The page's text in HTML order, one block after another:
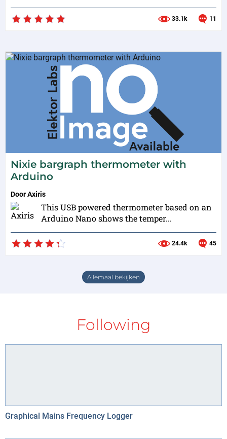
33.1k 11
Nixie bargraph thermometer with
Arduino
DoorAxiris
This USB powered thermometer based on an
Arduino Nano shows the temper...
24.4k 45
Allemaal bekijken
Following
Graphical Mains Frequency Logger